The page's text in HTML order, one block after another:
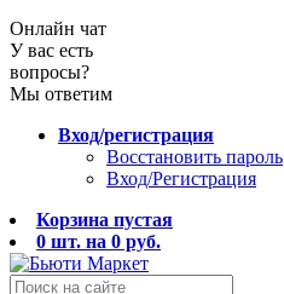
Онлайн чат
У вас есть
вопросы?
Мы ответим
Вход/регистрация
Восстановить пароль
Вход/Регистрация
Корзина пустая
0 шт. на 0 руб.